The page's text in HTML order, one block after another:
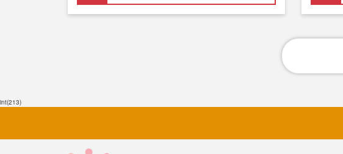
int(213)